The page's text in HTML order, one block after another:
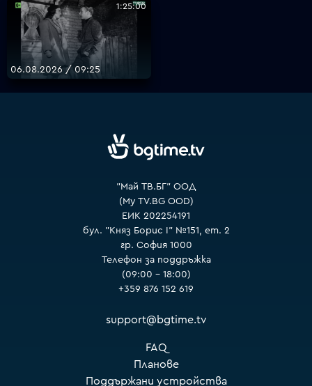
1:25:00
06.08.2026 / 09:25
"Май ТВ.БГ" ООД
(My TV.BG OOD)
ЕИК 202254191
бул. "Княз Борис I" №151, ет. 2
гр. София 1000
Телефон за поддръжка
(09:00 – 18:00)
+359 876 152 619
support@bgtime.tv
FAQ
Планове
Поддържани устройства